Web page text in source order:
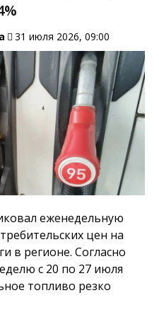
31 июля 2026, 09:00
еженедельную
цен на
в регионе. Согласно
с 20 по 27 июля
топливо резко